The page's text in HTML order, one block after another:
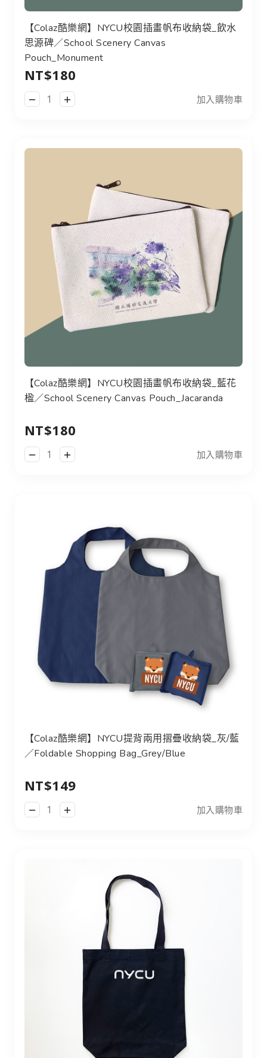
【Colaz酷樂網】NYCU校園插畫帆布收納袋_飲水
思源碑／School Scenery Canvas
Pouch_Monument
NT$180
加入購物車
【Colaz酷樂網】NYCU校園插畫帆布收納袋_藍花
楹／School Scenery Canvas Pouch_Jacaranda
NT$180
加入購物車
【Colaz酷樂網】NYCU提背兩用摺疊收納袋_灰/藍
／Foldable Shopping Bag_Grey/Blue
NT$149
加入購物車